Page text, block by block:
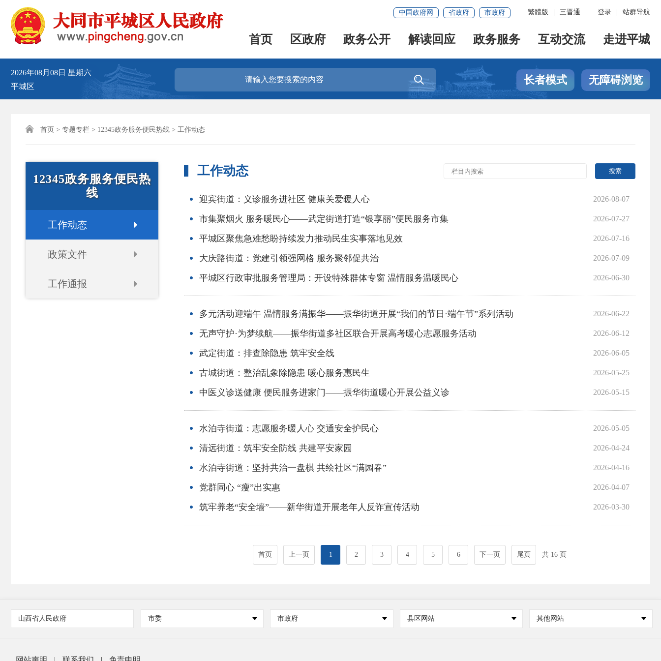
登录 站群导航
繁體版 三晋通
中国政府网 省政府 市政府
首页 区政府 政务公开 解读回应 政务服务 互动交流 走进平城
2026年08月08日 星期六
平城区
 长者模式 无障碍浏览
 首页 > 专题专栏 > 12345政务服务便民热线 > 工作动态
12345政务服务便民热
线
工作动态
政策文件
工作通报
工作动态
2026-08-07
迎宾街道：义诊服务进社区 健康关爱暖人心
2026-07-27
市集聚烟火 服务暖民心——武定街道打造“银享丽”便民服务市集
2026-07-16
平城区聚焦急难愁盼持续发力推动民生实事落地见效
2026-07-09
大庆路街道：党建引领强网格 服务聚邻促共治
2026-06-30
平城区行政审批服务管理局：开设特殊群体专窗 温情服务温暖民心
2026-06-22
多元活动迎端午 温情服务满振华——振华街道开展“我们的节日·端午节”系列活动
2026-06-12
无声守护·为梦续航——振华街道多社区联合开展高考暖心志愿服务活动
2026-06-05
武定街道：排查除隐患 筑牢安全线
2026-05-25
古城街道：整治乱象除隐患 暖心服务惠民生
2026-05-15
中医义诊送健康 便民服务进家门——振华街道暖心开展公益义诊
2026-05-05
水泊寺街道：志愿服务暖人心 交通安全护民心
2026-04-24
清远街道：筑牢安全防线 共建平安家园
2026-04-16
水泊寺街道：坚持共治一盘棋 共绘社区“满园春”
2026-04-07
党群同心 “瘦”出实惠
2026-03-30
筑牢养老“安全墙”——新华街道开展老年人反诈宣传活动
首页 上一页 1 2 3 4 5 6 下一页 尾页 共 16 页
山西省人民政府 市委 市政府 县区网站 其他网站